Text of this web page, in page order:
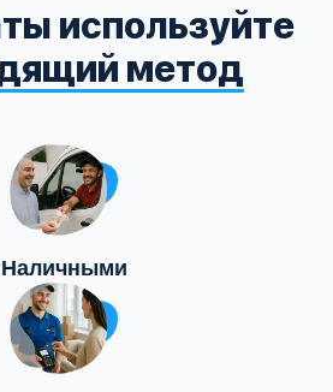
используйте
метод
Наличными